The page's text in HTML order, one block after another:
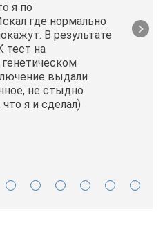
я по
где нормально
В результате
тест на
выдали
не стыдно
я и сделал)